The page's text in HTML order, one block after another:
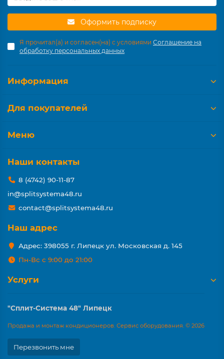
Оформить подписку
Я прочитал(а) и согласен(на) с условиями Соглашение на
обработку персональных данных
Информация
Для покупателей
Меню
Наши контакты
8 (4742) 90-11-87
in@splitsystema48.ru
contact@splitsystema48.ru
Наш адрес
Адрес: 398055 г. Липецк ул. Московская д. 145
Пн-Вс с 9:00 до 21:00
Услуги
"Сплит-Система 48" Липецк
Продажа и монтаж кондиционеров. Сервис оборудования. © 2026
Перезвонить мне